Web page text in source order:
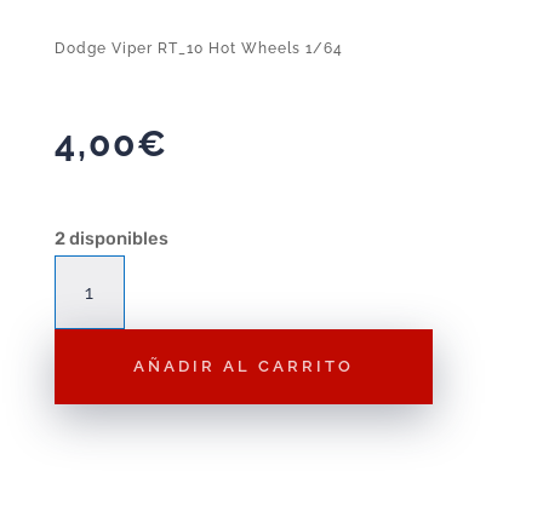
Dodge Viper RT_10 Hot Wheels 1/64
4,00€
2 disponibles
Viper
RT_10
AÑADIR AL CARRITO